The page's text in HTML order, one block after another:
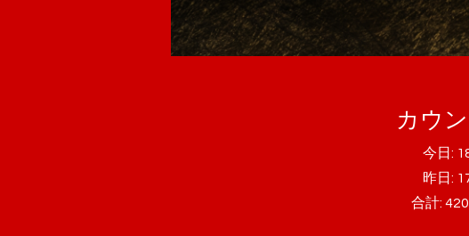
カウ
今日:
昨日:
合計: